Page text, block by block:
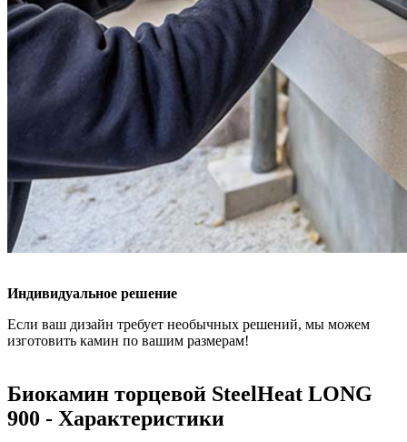
Индивидуальное решение
Если ваш дизайн требует необычных решений, мы можем
изготовить камин по вашим размерам!
Биокамин торцевой SteelHeat LONG
900 - Характеристики